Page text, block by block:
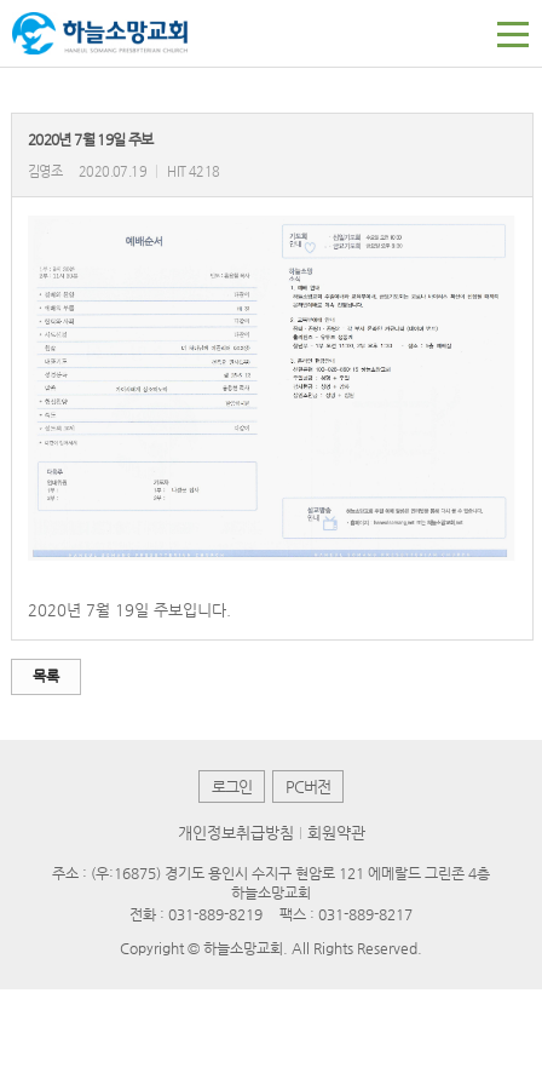
2020년 7월 19일 주보
김영조 2020.07.19 HIT 4218
2020년 7월 19일 주보입니다.
목록
로그인 PC버전
개인정보취급방침 회원약관
주소 : (우:16875) 경기도 용인시 수지구 현암로 121 에메랄드 그린존 4층
하늘소망교회
전화 : 031-889-8219
팩스 : 031-889-8217
Copyright © 하늘소망교회. All Rights Reserved.